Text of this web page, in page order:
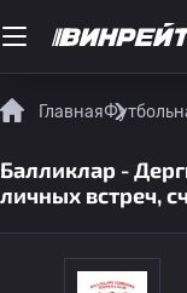
Главная
Балликлар -
личных встреч,